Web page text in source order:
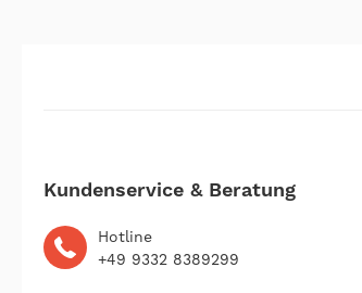
Kundenservice & Beratung
Hotline
+49 9332 8389299